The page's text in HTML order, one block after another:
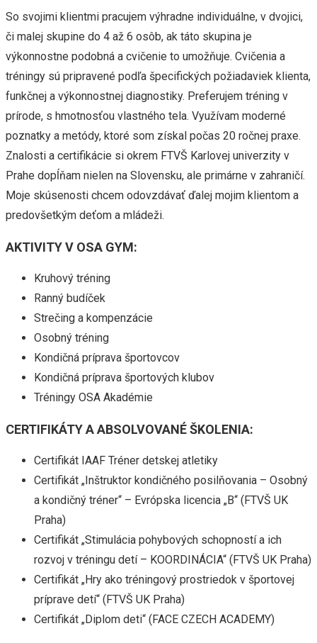
So svojimi klientmi pracujem výhradne individuálne, v dvojici,
či malej skupine do 4 až 6 osôb, ak táto skupina je
výkonnostne podobná a cvičenie to umožňuje. Cvičenia a
tréningy sú pripravené podľa špecifických požiadaviek klienta,
funkčnej a výkonnostnej diagnostiky. Preferujem tréning v
prírode, s hmotnosťou vlastného tela. Využívam moderné
poznatky a metódy, ktoré som získal počas 20 ročnej praxe.
Znalosti a certifikácie si okrem FTVŠ Karlovej univerzity v
Prahe dopĺňam nielen na Slovensku, ale primárne v zahraničí.
Moje skúsenosti chcem odovzdávať ďalej mojim klientom a
predovšetkým deťom a mládeži.
AKTIVITY V OSA GYM:
Kruhový tréning
Ranný budíček
Strečing a kompenzácie
Osobný tréning
Kondičná príprava športovcov
Kondičná príprava športových klubov
Tréningy OSA Akadémie
CERTIFIKÁTY A ABSOLVOVANÉ ŠKOLENIA:
Certifikát IAAF Tréner detskej atletiky
Certifikát „Inštruktor kondičného posilňovania – Osobný
a kondičný tréner“ – Evrópska licencia „B“ (FTVŠ UK
Praha)
Certifikát „Stimulácia pohybových schopností a ich
rozvoj v tréningu detí – KOORDINÁCIA“ (FTVŠ UK Praha)
Certifikát „Hry ako tréningový prostriedok v športovej
príprave detí“ (FTVŠ UK Praha)
Certifikát „Diplom deti“ (FACE CZECH ACADEMY)